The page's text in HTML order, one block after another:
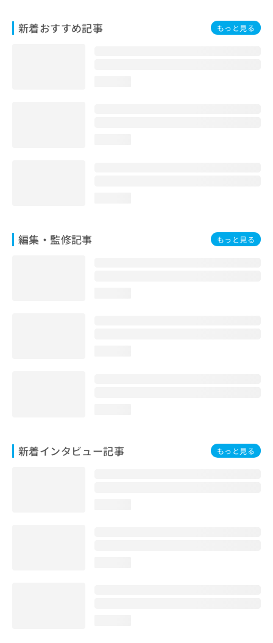
新着おすすめ記事 もっと見る
編集・監修記事 もっと見る
新着インタビュー記事 もっと見る
問
い